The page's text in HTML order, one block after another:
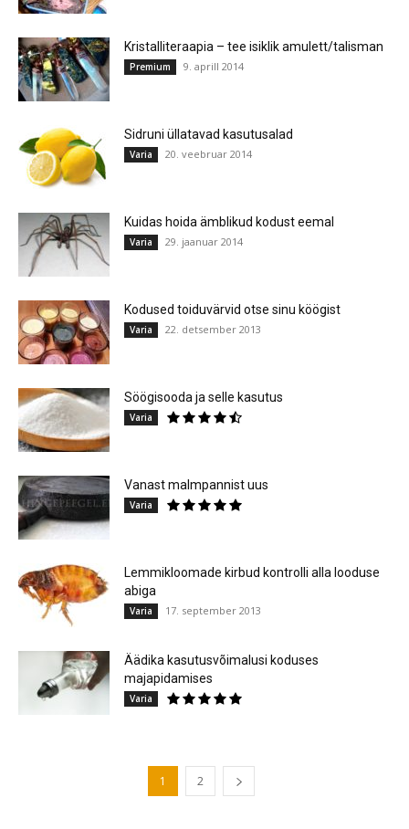
Kristalliteraapia – tee isiklik amulett/talisman
Premium 9. aprill 2014
Sidruni üllatavad kasutusalad
Varia 20. veebruar 2014
Kuidas hoida ämblikud kodust eemal
Varia 29. jaanuar 2014
Kodused toiduvärvid otse sinu köögist
Varia 22. detsember 2013
Söögisooda ja selle kasutus
Varia
Vanast malmpannist uus
Varia
Lemmikloomade kirbud kontrolli alla looduse
abiga
Varia 17. september 2013
Äädika kasutusvõimalusi koduses
majapidamises
Varia
1 2